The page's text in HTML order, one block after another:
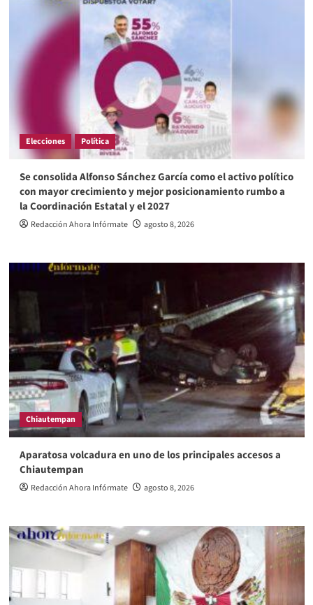
Elecciones Política
Se consolida Alfonso Sánchez García como el activo político
con mayor crecimiento y mejor posicionamiento rumbo a
la Coordinación Estatal y el 2027
Redacción Ahora Infórmate agosto 8, 2026
Chiautempan
Aparatosa volcadura en uno de los principales accesos a
Chiautempan
Redacción Ahora Infórmate agosto 8, 2026